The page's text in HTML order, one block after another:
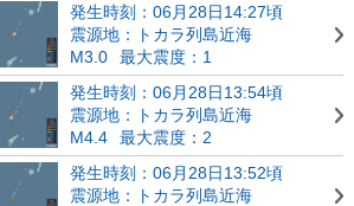
発生時刻：06月28日14:27頃
震源地：トカラ列島近海
M3.0
最大震度：1
発生時刻：06月28日13:54頃
震源地：トカラ列島近海
M4.4
最大震度：2
発生時刻：06月28日13:52頃
震源地：トカラ列島近海